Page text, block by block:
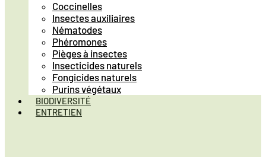
Coccinelles
Insectes auxiliaires
Nématodes
Phéromones
Pièges à insectes
Insecticides naturels
Fongicides naturels
Purins végétaux
BIODIVERSITÉ
ENTRETIEN